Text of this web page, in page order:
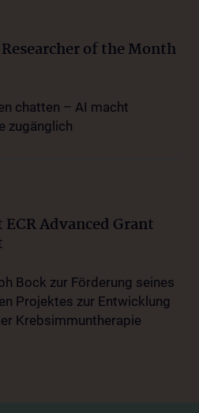
of the Month
chatten – AI macht
zugänglich
Advanced Grant
Bock zur Förderung seines
Projektes zur Entwicklung
Krebsimmuntherapie